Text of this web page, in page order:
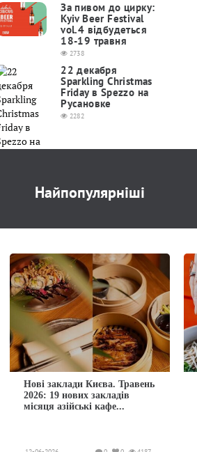
За пивом до цирку:
Kyiv Beer Festival
vol.4 відбудеться
18-19 травня
2738
22 декабря
Sparkling Christmas
Friday в Spezzo на
Русановке
2282
Найпопулярніші
Нові заклади Києва. Травень
2026: 19 нових закладів
місяця азійські кафе...